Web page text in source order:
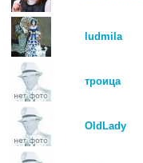
ludmila
троица
OldLady